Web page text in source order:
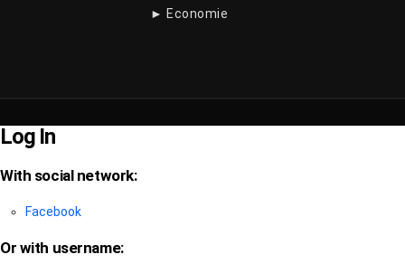
► Economie
Log In
With social network:
Facebook
Or with username: